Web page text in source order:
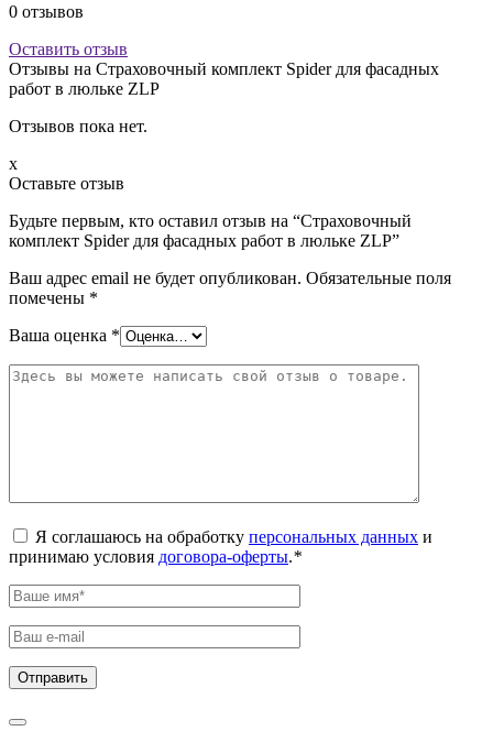
0 отзывов
Оставить отзыв
Отзывы на Страховочный комплект Spider для фасадных
работ в люльке ZLP
Отзывов пока нет.
x
Оставьте отзыв
Будьте первым, кто оставил отзыв на “Страховочный
комплект Spider для фасадных работ в люльке ZLP”
Ваш адрес email не будет опубликован. Обязательные поля
помечены *
Ваша оценка *
Я соглашаюсь на обработку персональных данных и
принимаю условия договора-оферты.*